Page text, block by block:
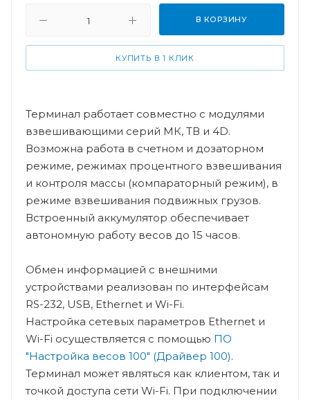
В КОРЗИНУ
КУПИТЬ В 1 КЛИК
Терминал работает совместно с модулями
взвешивающими серий МК, ТВ и 4D.
Возможна работа в счетном и дозаторном
режиме, режимах процентного взвешивания
и контроля массы (компараторный режим), в
режиме взвешивания подвижных грузов.
Встроенный аккумулятор обеспечивает
автономную работу весов до 15 часов.
Обмен информацией с внешними
устройствами реализован по интерфейсам
RS-232, USB, Ethernet и Wi-Fi.
Настройка сетевых параметров Ethernet и
Wi-Fi осуществляется с помощью ПО
"Настройка весов 100" (Драйвер 100).
Терминал может являться как клиентом, так и
точкой доступа сети Wi-Fi. При подключении